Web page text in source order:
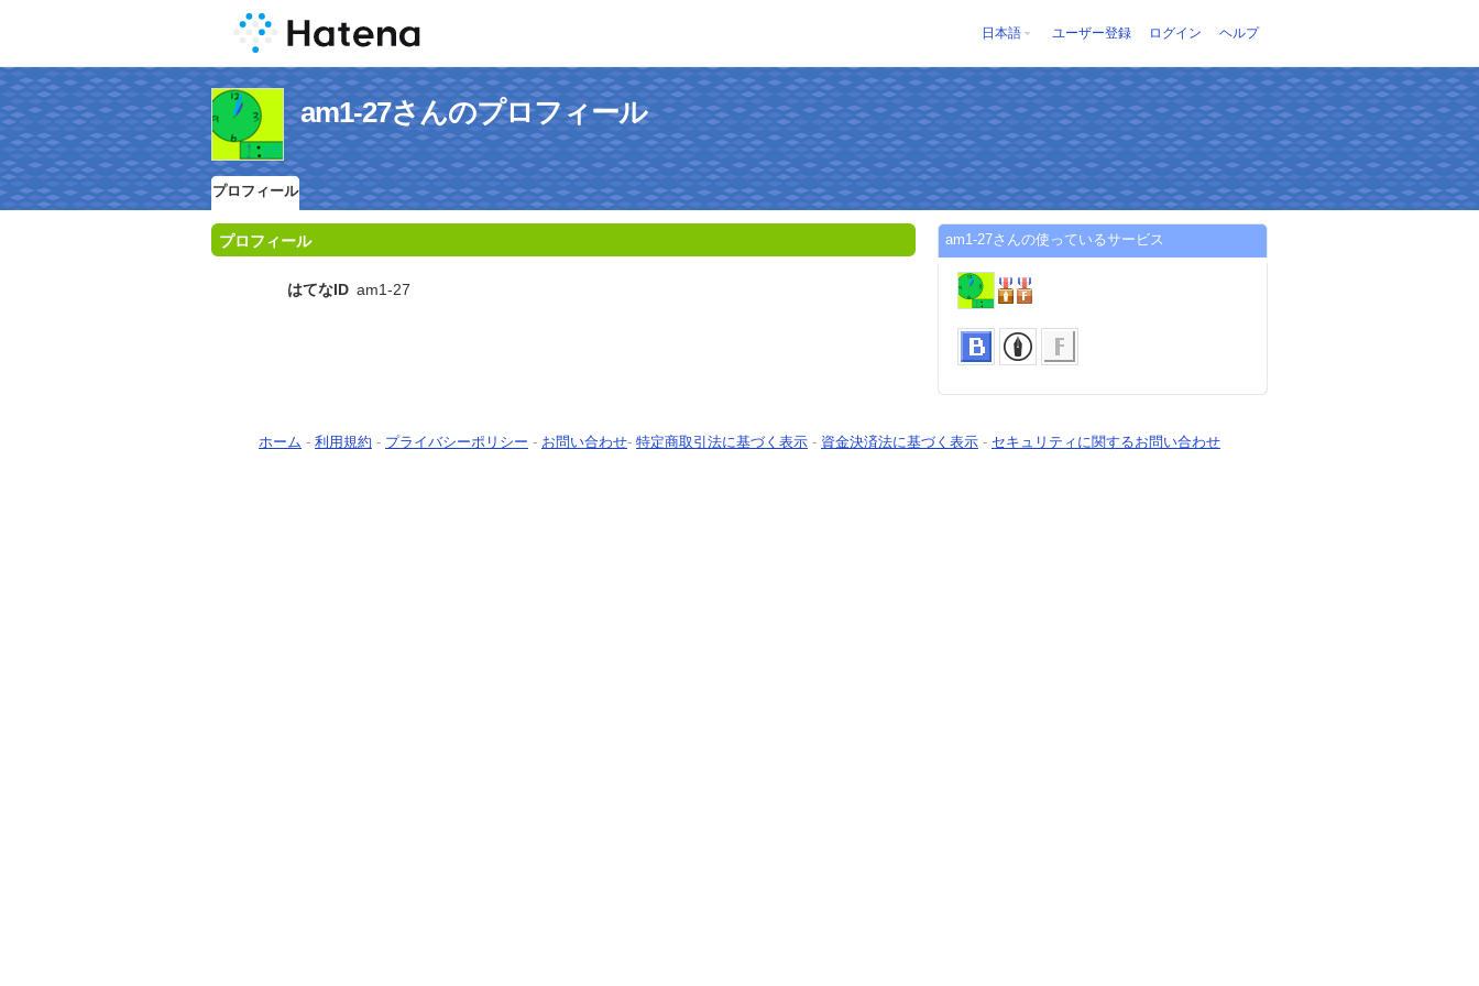
日本語 ユーザー登録 ログイン ヘルプ
am1-27さんのプロフィール
プロフィール
プロフィール
はてなID am1-27
am1-27さんの使っているサービス
ホーム - 利用規約 - プライバシーポリシー - お問い合わせ- 特定商取引法に基づく表示 - 資金決済法に基づく表示 - セキュリティに関するお問い合わせ